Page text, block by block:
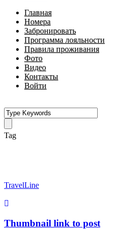
Главная
Номера
Забронировать
Программа лояльности
Правила проживания
Фото
Видео
Контакты
Войти
Tag
TravelLine
Thumbnail link to post